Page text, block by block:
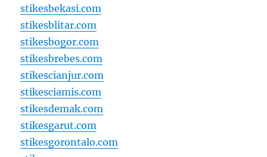
stikesbekasi.com
stikesblitar.com
stikesbogor.com
stikesbrebes.com
stikescianjur.com
stikesciamis.com
stikesdemak.com
stikesgarut.com
stikesgorontalo.com